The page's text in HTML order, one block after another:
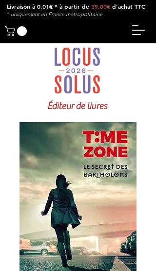
Livraison à 0,01€ * à partir de 39,00€ d'achat TTC
* uniquement en France métropolitaine
Éditeur de livres